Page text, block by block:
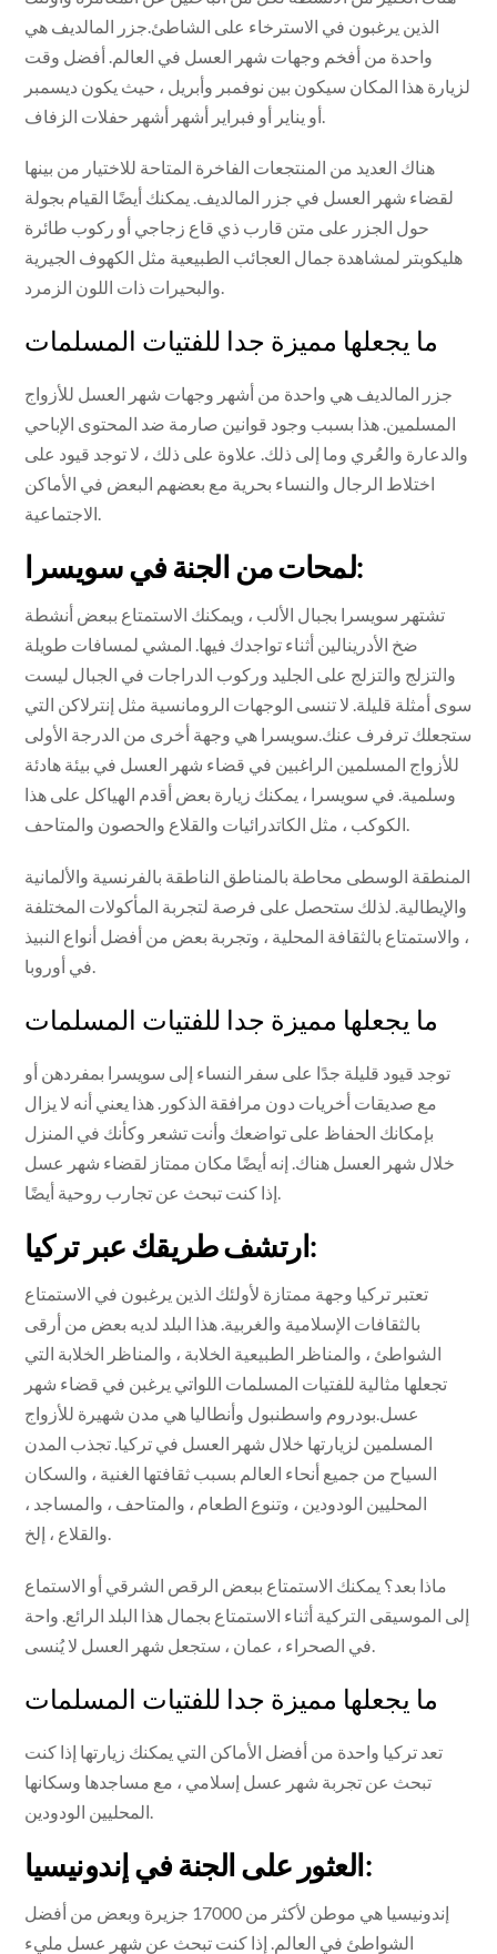
الذين يرغبون في الاسترخاء على الشاطئ.جزر المالديف هي
واحدة من أفخم وجهات شهر العسل في العالم. أفضل وقت
لزيارة هذا المكان سيكون بين نوفمبر وأبريل ، حيث يكون ديسمبر
هناك العديد من المنتجعات الفاخرة المتاحة للاختيار من بينها
لقضاء شهر العسل في جزر المالديف. يمكنك أيضًا القيام بجولة
حول الجزر على متن قارب ذي قاع زجاجي أو ركوب طائرة
هليكوبتر لمشاهدة جمال العجائب الطبيعية مثل الكهوف الجيرية
ما يجعلها مميزة جدا للفتيات المسلمات
جزر المالديف هي واحدة من أشهر وجهات شهر العسل للأزواج
المسلمين. هذا بسبب وجود قوانين صارمة ضد المحتوى الإباحي
والدعارة والعُري وما إلى ذلك. علاوة على ذلك ، لا توجد قيود على
اختلاط الرجال والنساء بحرية مع بعضهم البعض في الأماكن
لمحات من الجنة في سويسرا:
تشتهر سويسرا بجبال الألب ، ويمكنك الاستمتاع ببعض أنشطة
ضخ الأدرينالين أثناء تواجدك فيها. المشي لمسافات طويلة
والتزلج والتزلج على الجليد وركوب الدراجات في الجبال ليست
سوى أمثلة قليلة. لا تنسى الوجهات الرومانسية مثل إنترلاكن التي
ستجعلك ترفرف عنك.سويسرا هي وجهة أخرى من الدرجة الأولى
للأزواج المسلمين الراغبين في قضاء شهر العسل في بيئة هادئة
وسلمية. في سويسرا ، يمكنك زيارة بعض أقدم الهياكل على هذا
الكوكب ، مثل الكاتدرائيات والقلاع والحصون والمتاحف.
المنطقة الوسطى محاطة بالمناطق الناطقة بالفرنسية والألمانية
والإيطالية. لذلك ستحصل على فرصة لتجربة المأكولات المختلفة
، والاستمتاع بالثقافة المحلية ، وتجربة بعض من أفضل أنواع النبيذ
ما يجعلها مميزة جدا للفتيات المسلمات
توجد قيود قليلة جدًا على سفر النساء إلى سويسرا بمفردهن أو
مع صديقات أخريات دون مرافقة الذكور. هذا يعني أنه لا يزال
بإمكانك الحفاظ على تواضعك وأنت تشعر وكأنك في المنزل
خلال شهر العسل هناك. إنه أيضًا مكان ممتاز لقضاء شهر عسل
ارتشف طريقك عبر تركيا:
تعتبر تركيا وجهة ممتازة لأولئك الذين يرغبون في الاستمتاع
بالثقافات الإسلامية والغربية. هذا البلد لديه بعض من أرقى
الشواطئ ، والمناظر الطبيعية الخلابة ، والمناظر الخلابة التي
تجعلها مثالية للفتيات المسلمات اللواتي يرغبن في قضاء شهر
عسل.بودروم واسطنبول وأنطاليا هي مدن شهيرة للأزواج
المسلمين لزيارتها خلال شهر العسل في تركيا. تجذب المدن
السياح من جميع أنحاء العالم بسبب ثقافتها الغنية ، والسكان
المحليين الودودين ، وتنوع الطعام ، والمتاحف ، والمساجد ،
والقلاع ، إلخ.
ماذا بعد؟ يمكنك الاستمتاع ببعض الرقص الشرقي أو الاستماع
إلى الموسيقى التركية أثناء الاستمتاع بجمال هذا البلد الرائع. واحة
ما يجعلها مميزة جدا للفتيات المسلمات
تعد تركيا واحدة من أفضل الأماكن التي يمكنك زيارتها إذا كنت
تبحث عن تجربة شهر عسل إسلامي ، مع مساجدها وسكانها
العثور على الجنة في إندونيسيا:
إندونيسيا هي موطن لأكثر من 17000 جزيرة وبعض من أفضل
الشواطئ في العالم. إذا كنت تبحث عن شهر عسل مليء